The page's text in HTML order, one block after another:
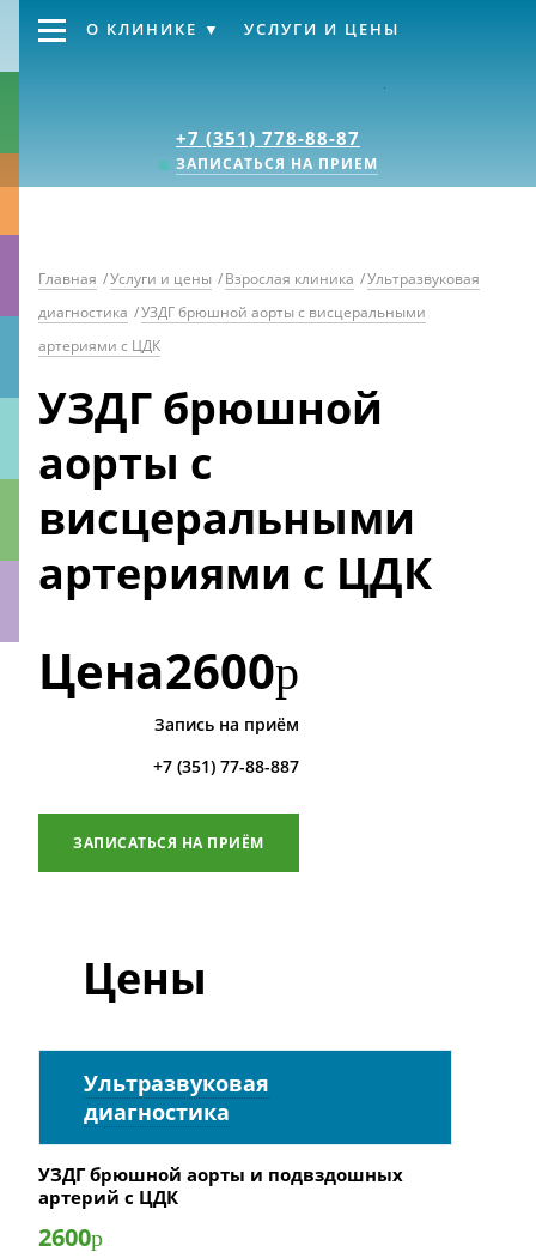
+7 (351) 778-88-87
ЗАПИСАТЬСЯ НА ПРИЕМ
О КЛИНИКЕ УСЛУГИ И ЦЕНЫ
Главная /Услуги и цены /Взрослая клиника /Ультразвуковая
диагностика /УЗДГ брюшной аорты с висцеральными
артериями с ЦДК
УЗДГ брюшной
аорты с
висцеральными
артериями с ЦДК
Цена2600р
Запись на приём
+7 (351) 77-88-887
ЗАПИСАТЬСЯ НА ПРИЁМ
Цены
Ультразвуковая
диагностика
УЗДГ брюшной аорты и подвздошных
артерий с ЦДК
2600р